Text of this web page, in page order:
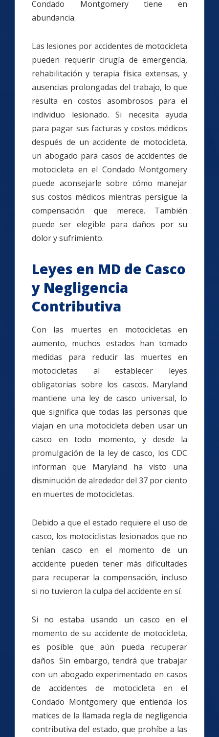
Condado Montgomery tiene en
abundancia.
Las lesiones por accidentes de motocicleta
pueden requerir cirugía de emergencia,
rehabilitación y terapia física extensas, y
ausencias prolongadas del trabajo, lo que
resulta en costos asombrosos para el
individuo lesionado. Si necesita ayuda
para pagar sus facturas y costos médicos
después de un accidente de motocicleta,
un abogado para casos de accidentes de
motocicleta en el Condado Montgomery
puede aconsejarle sobre cómo manejar
sus costos médicos mientras persigue la
compensación que merece. También
puede ser elegible para daños por su
dolor y sufrimiento.
Leyes en MD de Casco
y Negligencia
Contributiva
Con las muertes en motocicletas en
aumento, muchos estados han tomado
medidas para reducir las muertes en
motocicletas al establecer leyes
obligatorias sobre los cascos. Maryland
mantiene una ley de casco universal, lo
que significa que todas las personas que
viajan en una motocicleta deben usar un
casco en todo momento, y desde la
promulgación de la ley de casco, los CDC
informan que Maryland ha visto una
disminución de alrededor del 37 por ciento
en muertes de motocicletas.
Debido a que el estado requiere el uso de
casco, los motociclistas lesionados que no
tenían casco en el momento de un
accidente pueden tener más dificultades
para recuperar la compensación, incluso
si no tuvieron la culpa del accidente en sí.
Si no estaba usando un casco en el
momento de su accidente de motocicleta,
es posible que aún pueda recuperar
daños. Sin embargo, tendrá que trabajar
con un abogado experimentado en casos
de accidentes de motocicleta en el
Condado Montgomery que entienda los
matices de la llamada regla de negligencia
contributiva del estado, que prohíbe a las